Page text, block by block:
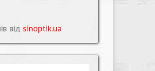
від sinoptik.ua